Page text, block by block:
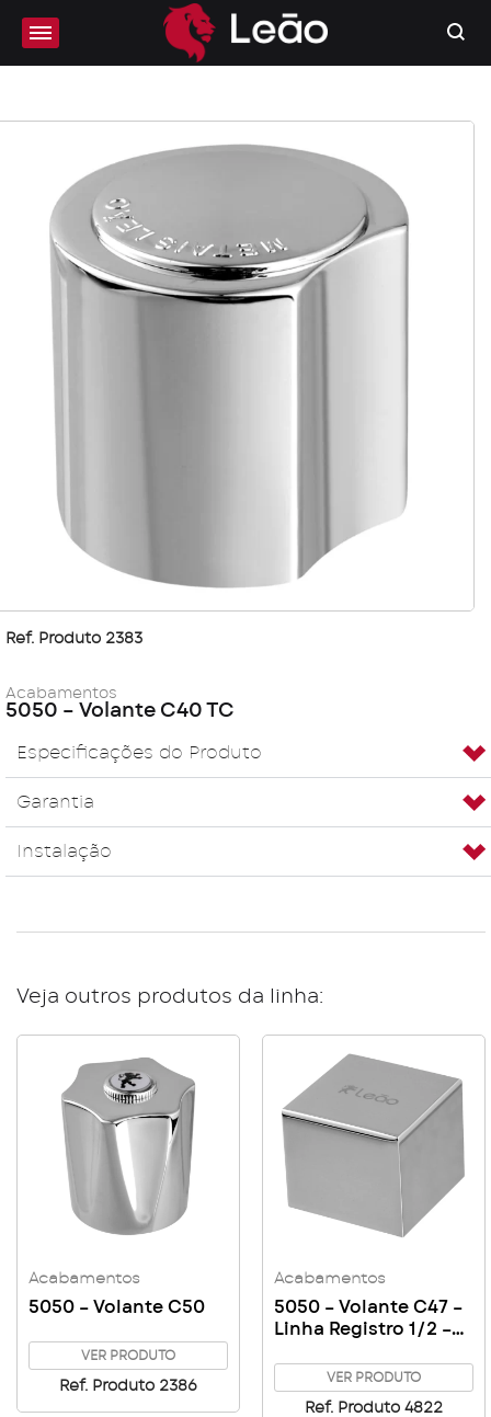
Ref. Produto 2383
Acabamentos
5050 – Volante C40 TC
Especificações do Produto
Garantia
Instalação
Veja outros produtos da linha:
Acabamentos
5050 – Volante C50
VER PRODUTO
Ref. Produto 2386
Acabamentos
5050 – Volante C47 –
Linha Registro 1/2 –
VER PRODUTO
Ref. Produto 4822